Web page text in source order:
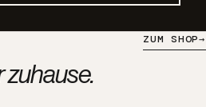
zuhause.
ZUM SHOP→